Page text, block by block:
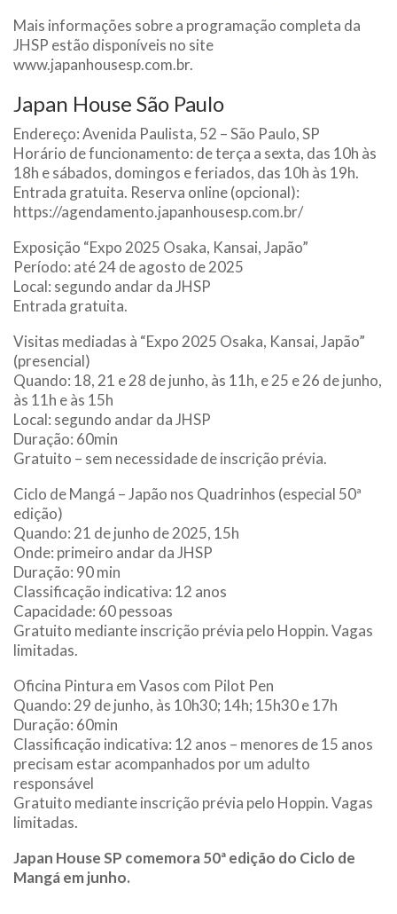
Mais informações sobre a programação completa da
JHSP estão disponíveis no site
www.japanhousesp.com.br.
Japan House São Paulo
Endereço: Avenida Paulista, 52 – São Paulo, SP
Horário de funcionamento: de terça a sexta, das 10h às
18h e sábados, domingos e feriados, das 10h às 19h.
Entrada gratuita. Reserva online (opcional):
https://agendamento.japanhousesp.com.br/
Exposição “Expo 2025 Osaka, Kansai, Japão”
Período: até 24 de agosto de 2025
Local: segundo andar da JHSP
Entrada gratuita.
Visitas mediadas à “Expo 2025 Osaka, Kansai, Japão”
(presencial)
Quando: 18, 21 e 28 de junho, às 11h, e 25 e 26 de junho,
às 11h e às 15h
Local: segundo andar da JHSP
Duração: 60min
Gratuito – sem necessidade de inscrição prévia.
Ciclo de Mangá – Japão nos Quadrinhos (especial 50ª
edição)
Quando: 21 de junho de 2025, 15h
Onde: primeiro andar da JHSP
Duração: 90 min
Classificação indicativa: 12 anos
Capacidade: 60 pessoas
Gratuito mediante inscrição prévia pelo Hoppin. Vagas
limitadas.
Oficina Pintura em Vasos com Pilot Pen
Quando: 29 de junho, às 10h30; 14h; 15h30 e 17h
Duração: 60min
Classificação indicativa: 12 anos – menores de 15 anos
precisam estar acompanhados por um adulto
responsável
Gratuito mediante inscrição prévia pelo Hoppin. Vagas
limitadas.
Japan House SP comemora 50ª edição do Ciclo de
Mangá em junho.